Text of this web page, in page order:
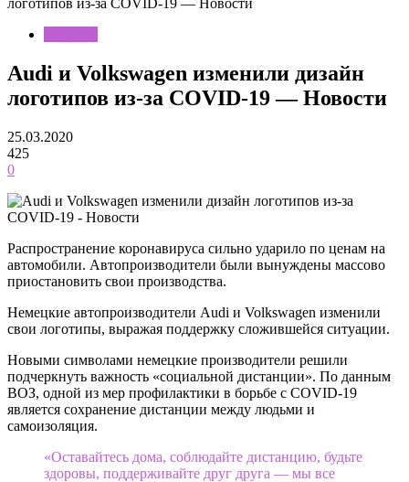
логотипов из-за COVID-19 — Новости
Audi и Volkswagen изменили дизайн
логотипов из-за COVID-19 — Новости
25.03.2020
425
0
Распространение коронавируса сильно ударило по ценам на
автомобили. Автопроизводители были вынуждены массово
приостановить свои производства.
Немецкие автопроизводители Audi и Volkswagen изменили
свои логотипы, выражая поддержку сложившейся ситуации.
Новыми символами немецкие производители решили
подчеркнуть важность «социальной дистанции». По данным
ВОЗ, одной из мер профилактики в борьбе с COVID-19
является сохранение дистанции между людьми и
самоизоляция.
«Оставайтесь дома, соблюдайте дистанцию, будьте
здоровы, поддерживайте друг друга — мы все